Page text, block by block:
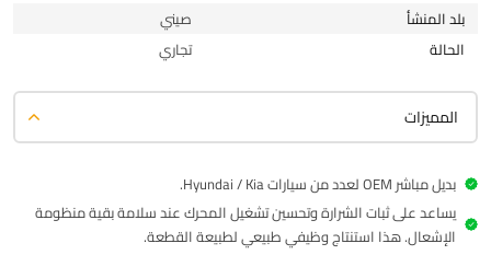
بلد المنشأ
صيني
الحالة
تجاري
المميزات
بديل مباشر OEM لعدد من سيارات Hyundai / Kia.
يساعد على ثبات الشرارة وتحسين تشغيل المحرك عند سلامة بقية منظومة
الإشعال. هذا استنتاج وظيفي طبيعي لطبيعة القطعة.